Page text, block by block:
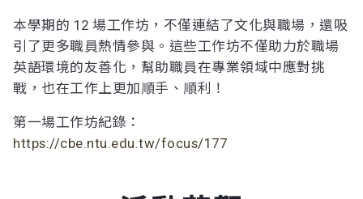
本學期的 12 場工作坊，不僅連結了文化與職場，還吸
引了更多職員熱情參與。這些工作坊不僅助力於職場
英語環境的友善化，幫助職員在專業領域中應對挑
戰，也在工作上更加順手、順利！
第一場工作坊紀錄：
https://cbe.ntu.edu.tw/focus/177